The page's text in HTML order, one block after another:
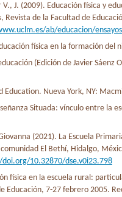
V., J. (2009). Educación física y
Revista de la Facultad de
ab/educacion/ensayos
física en la formación del
(Edición de Javier Sáenz
Education. Nueva York, NY:
Situada: vínculo entre la
(2021). La Escuela
El Bethí, Hidalgo,
10.32870/dse.v0i23.798
física en la escuela rural:
Educación, 7-27 febrero 2005.